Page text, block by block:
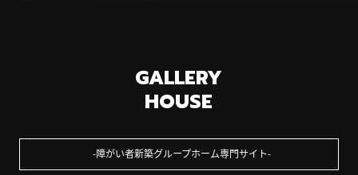
GALLERY
HOUSE
障がい者新築グループホーム専門サイト